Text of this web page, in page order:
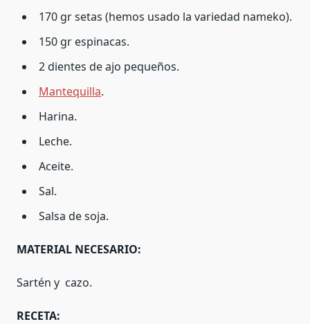
170 gr setas (hemos usado la variedad nameko).
150 gr espinacas.
2 dientes de ajo pequeños.
Mantequilla.
Harina.
Leche.
Aceite.
Sal.
Salsa de soja.
MATERIAL NECESARIO:
Sartén y cazo.
RECETA: